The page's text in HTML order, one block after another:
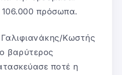
πρόσωπα.
Κωστής
βαρύτερος
ποτέ η